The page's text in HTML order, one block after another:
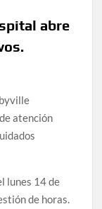
abre
atención
lunes 14 de
de horas.